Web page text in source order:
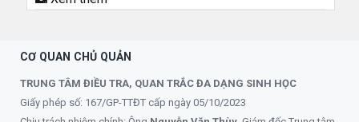
CƠ QUAN CHỦ QUẢN
TRUNG TÂM ĐIỀU TRA, QUAN TRẮC ĐA DẠNG SINH HỌC
Giấy phép số: 167/GP-TTĐT cấp ngày 05/10/2023